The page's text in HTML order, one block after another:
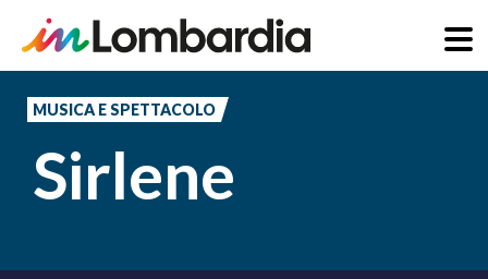
principale
MUSICA E SPETTACOLO
Sirlene